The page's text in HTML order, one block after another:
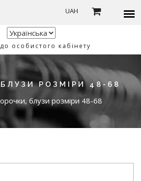
UAH
особистого кабінету
РОЗМІРИ 48-68
блузи розміри 48-68